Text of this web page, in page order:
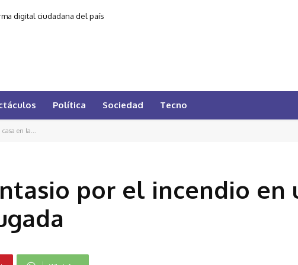
digital ciudadana del país
Política Sociedad Tecno
en la...
por el incendio en